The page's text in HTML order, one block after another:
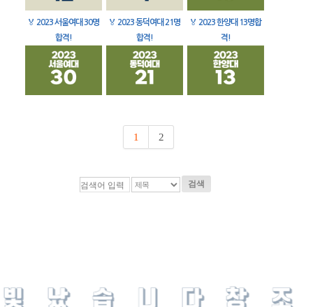
🏅 2023 서울여대 30명
합격!
🏅 2023 동덕여대 21명
합격!
🏅 2023 한양대 13명합
격!
1 2
검색